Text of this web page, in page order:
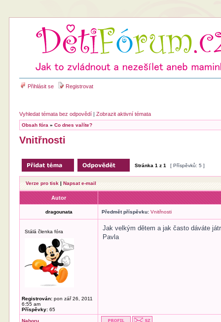
Přihlásit se Registrovat
Vyhledat témata bez odpovědí |Zobrazit aktivní témata
Obsah fóra »Co dnes vaříte?
Vnitřnosti
Stránka1 z1 [ Příspěvků: 5 ]
Verze pro tisk |Napsat e-mail
Autor
dragounata Předmět příspěvku: Vnitřnosti
Stálá členka fóra
Registrován: pon zář 26, 2011
6:55 am
Příspěvky: 65
Jak velkým dětem a jak často dáváte
Pavla
Nahoru